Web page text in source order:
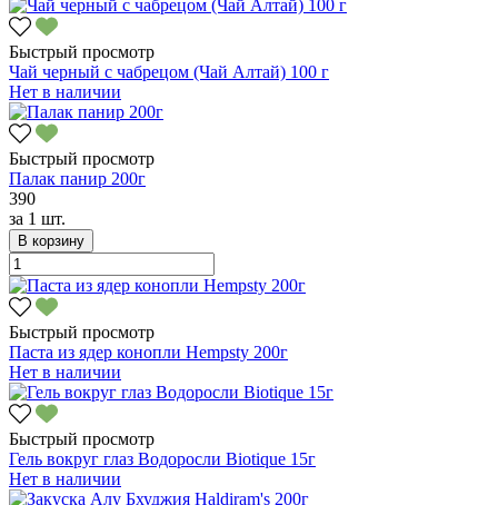
Быстрый просмотр
Чай черный с чабрецом (Чай Алтай) 100 г
Нет в наличии
Быстрый просмотр
Палак панир 200г
390
за 1 шт.
В корзину
Быстрый просмотр
Паста из ядер конопли Hempsty 200г
Нет в наличии
Быстрый просмотр
Гель вокруг глаз Водоросли Biotique 15г
Нет в наличии